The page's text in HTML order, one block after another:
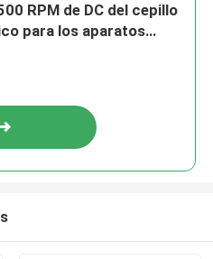
RPM de DC del cepillo
para los aparatos